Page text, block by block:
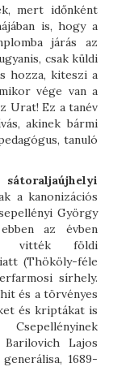
mert időnként
is, hogy a
járás az
csak küldi
hozza, kiteszi a
vége van a
Urat! Ez a tanév
akinek bármi
tanuló
a kanonizációs
György
az évben
vitték földi
(Thököly-féle
sírhely.
és a törvényes
és kriptákat is
Barilovich Lajos
1689-